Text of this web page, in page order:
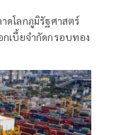
ดโลกภูมิรัฐศาสตร์
เบี้ยจำกัดกรอบทอง